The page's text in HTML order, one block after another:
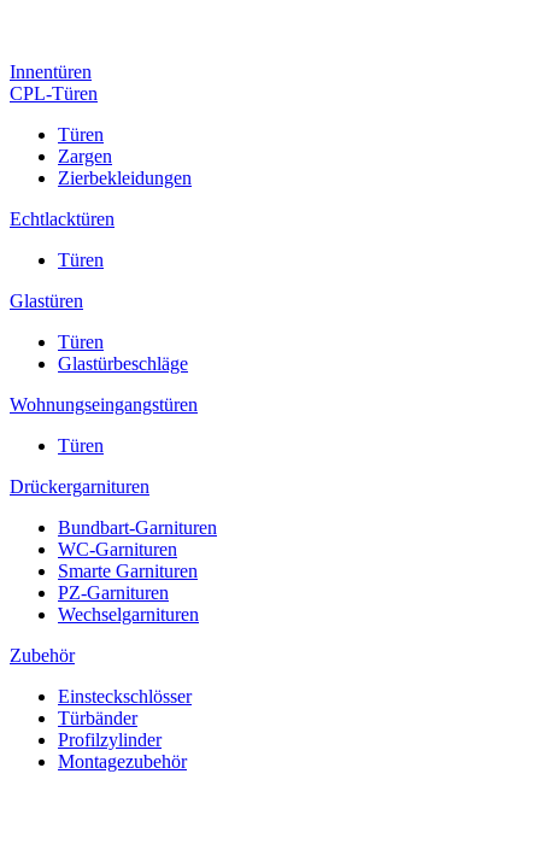
Innentüren
CPL-Türen
Türen
Zargen
Zierbekleidungen
Echtlacktüren
Türen
Glastüren
Türen
Glastürbeschläge
Wohnungseingangstüren
Türen
Drückergarnituren
Bundbart-Garnituren
WC-Garnituren
Smarte Garnituren
PZ-Garnituren
Wechselgarnituren
Zubehör
Einsteckschlösser
Türbänder
Profilzylinder
Montagezubehör